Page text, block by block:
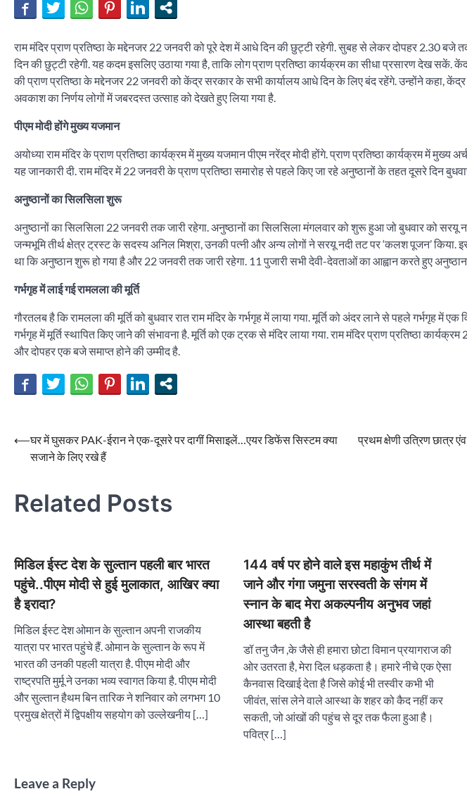
राम मंदिर प्राण प्रतिष्ठा के मद्देनजर 22 जनवरी को पूरे देश में आधे दिन की छुट्टी रहेगी. सुबह से लेकर दोपहर 2.30
दिन की छुट्टी रहेगी. यह कदम इसलिए उठाया गया है, ताकि लोग प्राण प्रतिष्ठा कार्यक्रम का सीधा प्रसारण देख सकें.
की प्राण प्रतिष्ठा के मद्देनजर 22 जनवरी को केंद्र सरकार के सभी कार्यालय आधे दिन के लिए बंद रहेंगे. उन्होंने कहा,
अवकाश का निर्णय लोगों में जबरदस्त उत्साह को देखते हुए लिया गया है.
पीएम मोदी होंगे मुख्य यजमान
अयोध्या राम मंदिर के प्राण प्रतिष्ठा कार्यक्रम में मुख्य यजमान पीएम नरेंद्र मोदी होंगे. प्राण प्रतिष्ठा कार्यक्रम में मुख्य
यह जानकारी दी. राम मंदिर में 22 जनवरी के प्राण प्रतिष्ठा समारोह से पहले किए जा रहे अनुष्ठानों के तहत दूसरे दिन
अनुष्ठानों का सिलसिला शुरू
अनुष्ठानों का सिलसिला 22 जनवरी तक जारी रहेगा. अनुष्ठानों का सिलसिला मंगलवार को शुरू हुआ जो बुधवार को सरयू
जन्मभूमि तीर्थ क्षेत्र ट्रस्ट के सदस्य अनिल मिश्रा, उनकी पत्नी और अन्य लोगों ने सरयू नदी तट पर ‘कलश पूजन’ किया.
था कि अनुष्ठान शुरू हो गया है और 22 जनवरी तक जारी रहेगा. 11 पुजारी सभी देवी-देवताओं का आह्वान करते हुए
गर्भगृह में लाई गई रामलला की मूर्ति
गौरतलब है कि रामलला की मूर्ति को बुधवार रात राम मंदिर के गर्भगृह में लाया गया. मूर्ति को अंदर लाने से पहले गर्भगृह में
गर्भगृह में मूर्ति स्थापित किए जाने की संभावना है. मूर्ति को एक ट्रक से मंदिर लाया गया. राम मंदिर प्राण प्रतिष्ठा
और दोपहर एक बजे समाप्त होने की उम्मीद है.
Post
navigation
⟵घर में घुसकर PAK-ईरान ने एक-दूसरे पर दागीं मिसाइलें…एयर डिफेंस सिस्टम क्या
सजाने के लिए रखे हैं
प्रथम क्षेणी उत्रिण छात्र
Related Posts
मिडिल ईस्ट देश के सुल्तान पहली बार भारत
पहुंचे..पीएम मोदी से हुई मुलाकात, आखिर क्या
है इरादा?
मिडिल ईस्ट देश ओमान के सुल्तान अपनी राजकीय
यात्रा पर भारत पहुंचे हैं. ओमान के सुल्तान के रूप में
भारत की उनकी पहली यात्रा है. पीएम मोदी और
राष्ट्रपति मुर्मू ने उनका भव्य स्वागत किया है. पीएम मोदी
और सुल्तान हैथम बिन तारिक ने शनिवार को लगभग 10
प्रमुख क्षेत्रों में द्विपक्षीय सहयोग को उल्लेखनीय […]
144 वर्ष पर होने वाले इस महाकुंभ तीर्थ में
जाने और गंगा जमुना सरस्वती के संगम में
स्नान के बाद मेरा अकल्पनीय अनुभव जहां
आस्था बहती है
डॉ तनु जैन ,के जैसे ही हमारा छोटा विमान प्रयागराज की
ओर उतरता है, मेरा दिल धड़कता है। हमारे नीचे एक ऐसा
कैनवास दिखाई देता है जिसे कोई भी तस्वीर कभी भी
जीवंत, सांस लेने वाले आस्था के शहर को कैद नहीं कर
सकती, जो आंखों की पहुंच से दूर तक फैला हुआ है।
पवित्र […]
Leave a Reply